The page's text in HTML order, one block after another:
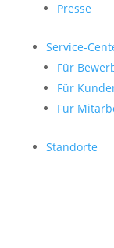
Presse
Service-
Für
Für
Für
Standorte